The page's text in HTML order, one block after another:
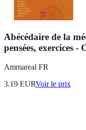
Abécédaire de la
pensées, exercices
Ammareal FR
3.19 EURVoir le prix